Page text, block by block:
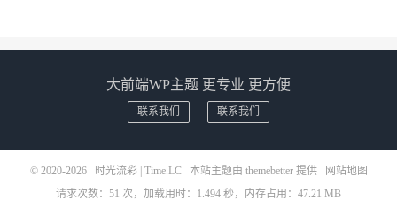
大前端WP主题 更专业 更方便
联系我们 联系我们
© 2020-2026 时光流彩 | Time.LC本站主题由 themebetter提供
网站地图
请求次数：51 次，加载用时：1.494 秒，内存占用：47.21 MB